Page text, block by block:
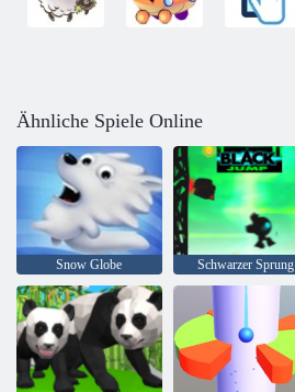
Ähnliche Spiele Online
Snow Globe Schwarzer Sprung